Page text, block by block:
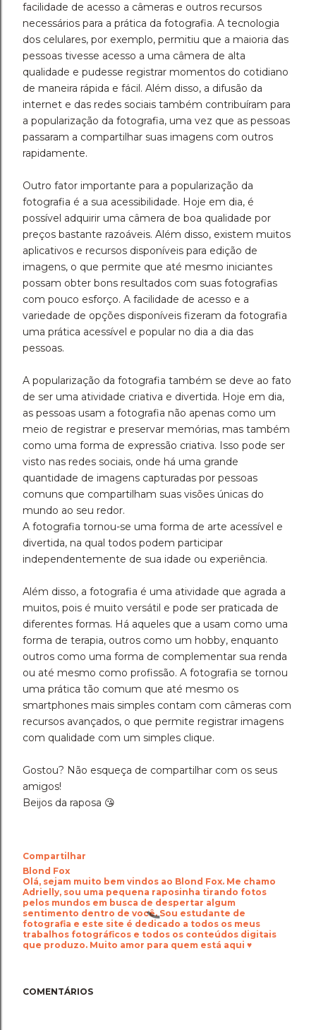
facilidade de acesso a câmeras e outros recursos
necessários para a prática da fotografia. A tecnologia
dos celulares, por exemplo, permitiu que a maioria das
pessoas tivesse acesso a uma câmera de alta
qualidade e pudesse registrar momentos do cotidiano
de maneira rápida e fácil. Além disso, a difusão da
internet e das redes sociais também contribuíram para
a popularização da fotografia, uma vez que as pessoas
passaram a compartilhar suas imagens com outros
rapidamente.
Outro fator importante para a popularização da
fotografia é a sua acessibilidade. Hoje em dia, é
possível adquirir uma câmera de boa qualidade por
preços bastante razoáveis. Além disso, existem muitos
aplicativos e recursos disponíveis para edição de
imagens, o que permite que até mesmo iniciantes
possam obter bons resultados com suas fotografias
com pouco esforço. A facilidade de acesso e a
variedade de opções disponíveis fizeram da fotografia
uma prática acessível e popular no dia a dia das
pessoas.
A popularização da fotografia também se deve ao fato
de ser uma atividade criativa e divertida. Hoje em dia,
as pessoas usam a fotografia não apenas como um
meio de registrar e preservar memórias, mas também
como uma forma de expressão criativa. Isso pode ser
visto nas redes sociais, onde há uma grande
quantidade de imagens capturadas por pessoas
comuns que compartilham suas visões únicas do
mundo ao seu redor.
A fotografia tornou-se uma forma de arte acessível e
divertida, na qual todos podem participar
independentemente de sua idade ou experiência.
Além disso, a fotografia é uma atividade que agrada a
muitos, pois é muito versátil e pode ser praticada de
diferentes formas. Há aqueles que a usam como uma
forma de terapia, outros como um hobby, enquanto
outros como uma forma de complementar sua renda
ou até mesmo como profissão. A fotografia se tornou
uma prática tão comum que até mesmo os
smartphones mais simples contam com câmeras com
recursos avançados, o que permite registrar imagens
com qualidade com um simples clique.
Gostou? Não esqueça de compartilhar com os seus
amigos!
Beijos da raposa 😘
Compartilhar
Blond Fox
Olá, sejam muito bem vindos ao Blond Fox. Me chamo
Adrielly, sou uma pequena raposinha tirando fotos
pelos mundos em busca de despertar algum
sentimento dentro de você. Sou estudante de
fotografia e este site é dedicado a todos os meus
trabalhos fotográficos e todos os conteúdos digitais
que produzo. Muito amor para quem está aqui ♥
COMENTÁRIOS